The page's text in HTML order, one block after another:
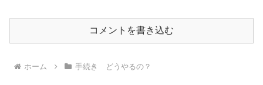
コメントを書き込む
ホーム 手続き どうやるの？